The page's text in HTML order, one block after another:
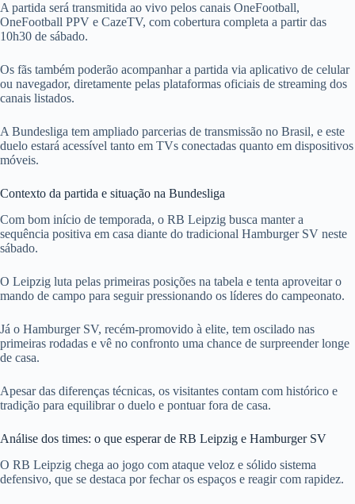
A partida será transmitida ao vivo pelos canais OneFootball,
OneFootball PPV e CazeTV, com cobertura completa a partir das
10h30 de sábado.
Os fãs também poderão acompanhar a partida via aplicativo de celular
ou navegador, diretamente pelas plataformas oficiais de streaming dos
canais listados.
A Bundesliga tem ampliado parcerias de transmissão no Brasil, e este
duelo estará acessível tanto em TVs conectadas quanto em dispositivos
móveis.
Contexto da partida e situação na Bundesliga
Com bom início de temporada, o RB Leipzig busca manter a
sequência positiva em casa diante do tradicional Hamburger SV neste
sábado.
O Leipzig luta pelas primeiras posições na tabela e tenta aproveitar o
mando de campo para seguir pressionando os líderes do campeonato.
Já o Hamburger SV, recém-promovido à elite, tem oscilado nas
primeiras rodadas e vê no confronto uma chance de surpreender longe
de casa.
Apesar das diferenças técnicas, os visitantes contam com histórico e
tradição para equilibrar o duelo e pontuar fora de casa.
Análise dos times: o que esperar de RB Leipzig e Hamburger SV
O RB Leipzig chega ao jogo com ataque veloz e sólido sistema
defensivo, que se destaca por fechar os espaços e reagir com rapidez.